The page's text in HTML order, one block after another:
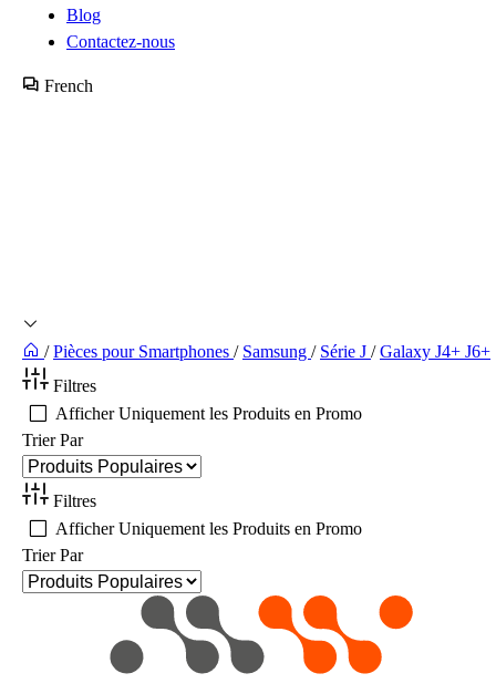
Blog
Contactez-nous
French
/ Pièces pour Smartphones / Samsung / Série J / Galaxy J4+ J6+
Filtres
Afficher Uniquement les Produits en Promo
Trier Par
Filtres
Afficher Uniquement les Produits en Promo
Trier Par